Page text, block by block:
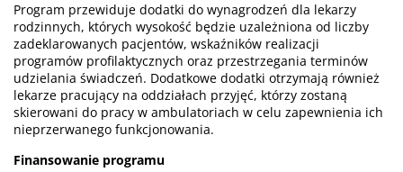
Program przewiduje dodatki do wynagrodzeń dla lekarzy
rodzinnych, których wysokość będzie uzależniona od liczby
zadeklarowanych pacjentów, wskaźników realizacji
programów profilaktycznych oraz przestrzegania terminów
udzielania świadczeń. Dodatkowe dodatki otrzymają również
lekarze pracujący na oddziałach przyjęć, którzy zostaną
skierowani do pracy w ambulatoriach w celu zapewnienia ich
nieprzerwanego funkcjonowania.
Finansowanie programu